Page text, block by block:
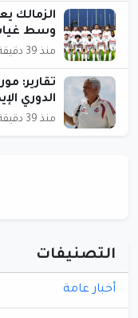
الزمالك
وسط غياب
منذ 39 دقيقة
تقارير:
الدوري
منذ 39 دقيقة
التصنيفات
أخبار عامة